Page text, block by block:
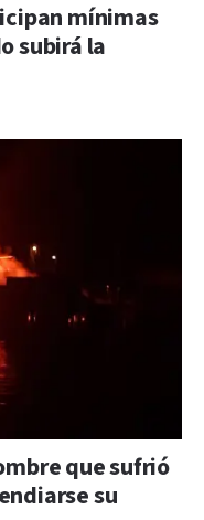
mínimas
subirá la
que sufrió
su